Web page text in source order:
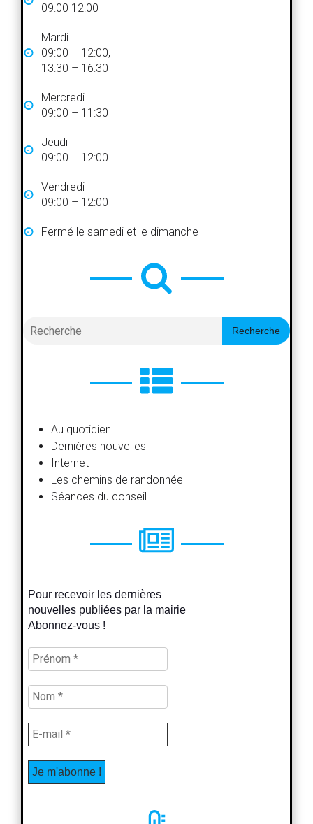
09:00 12:00
Mardi
09:00 – 12:00,
13:30 – 16:30
Mercredi
09:00 – 11:30
Jeudi
09:00 – 12:00
Vendredi
09:00 – 12:00
Fermé le samedi et le dimanche
Search
Recherche
Au quotidien
Dernières nouvelles
Internet
Les chemins de randonnée
Séances du conseil
Pour recevoir les dernières
nouvelles publiées par la mairie
Abonnez-vous !